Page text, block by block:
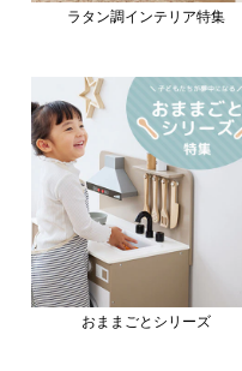
ラタン調インテリア特集
おままごとシリーズ